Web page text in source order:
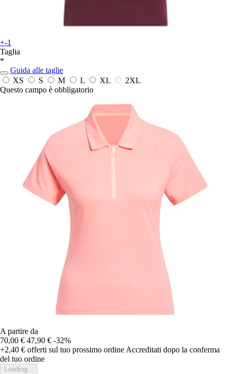
+-1
Taglia
*
Guida alle taglie
XS
S M L XL
2XL
Questo campo è obbligatorio
A partire da
70,00 € 47,90 € -32%
+2,40 € offerti sul tuo prossimo ordine Accreditati dopo la conferma
del tuo ordine
Loading...